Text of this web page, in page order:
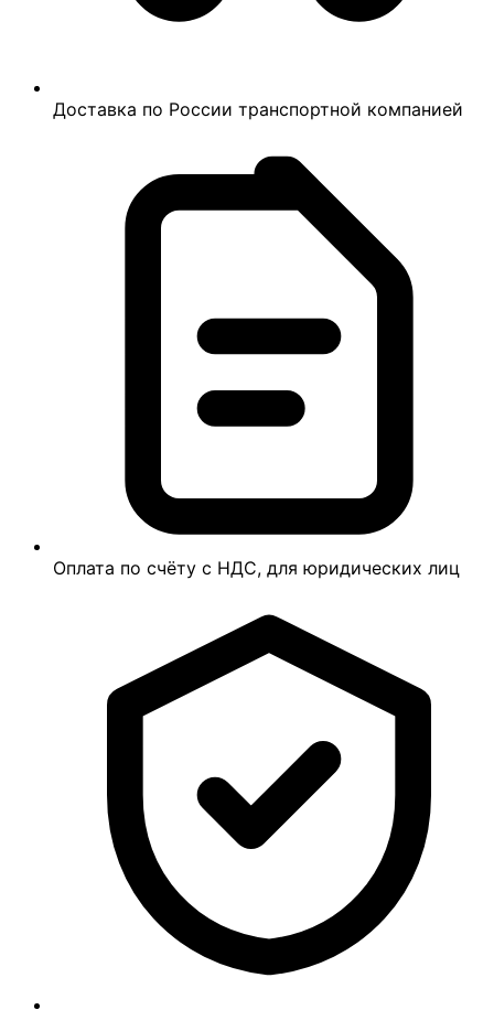
Доставка по России транспортной компанией
Оплата по счёту с НДС, для юридических лиц